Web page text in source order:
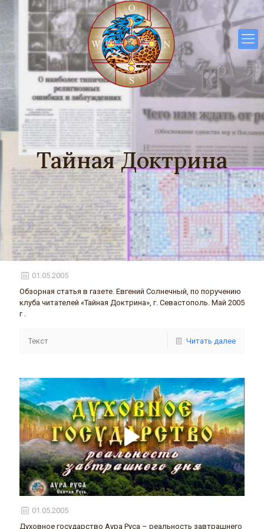
Тайная Доктрина
01.05.2005
Обзорная статья в газете. Евгений Солнечный, по поручению
клуба читателей «Тайная Доктрина», г. Севастополь. Май 2005
г .
Текст Читать далее
01.05.2005
Духовное государство Аура Руса – реальность завтрашнего